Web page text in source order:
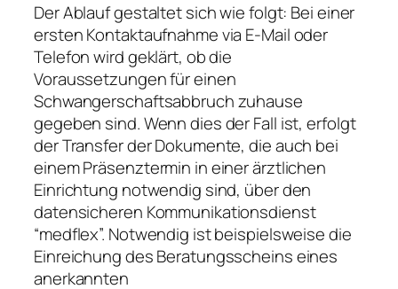
Der Ablauf gestaltet sich wie folgt: Bei einer
ersten Kontaktaufnahme via E-Mail oder
Telefon wird geklärt, ob die
Voraussetzungen für einen
Schwangerschaftsabbruch zuhause
gegeben sind. Wenn dies der Fall ist, erfolgt
der Transfer der Dokumente, die auch bei
einem Präsenztermin in einer ärztlichen
Einrichtung notwendig sind, über den
datensicheren Kommunikationsdienst
“medflex”. Notwendig ist beispielsweise die
Einreichung des Beratungsscheins eines
anerkannten